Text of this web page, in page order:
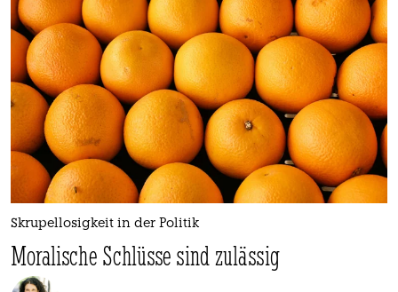
Skrupellosigkeit in der Politik
Moralische Schlüsse sind zulässig